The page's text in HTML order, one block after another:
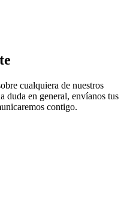
cualquiera de nuestros
duda en general, envíanos tus
contigo.